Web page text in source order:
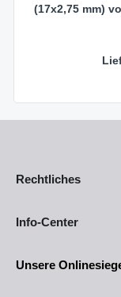
(17x2,75 mm)
Rechtliches
Info-Center
Unsere